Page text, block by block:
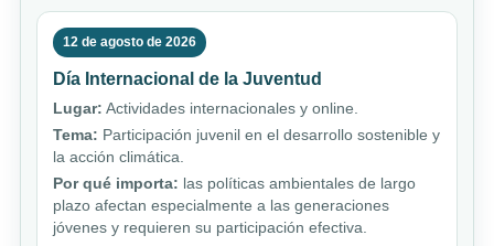
12 de agosto de 2026
Día Internacional de la Juventud
Lugar: Actividades internacionales y online.
Tema: Participación juvenil en el desarrollo sostenible y
la acción climática.
Por qué importa: las políticas ambientales de largo
plazo afectan especialmente a las generaciones
jóvenes y requieren su participación efectiva.